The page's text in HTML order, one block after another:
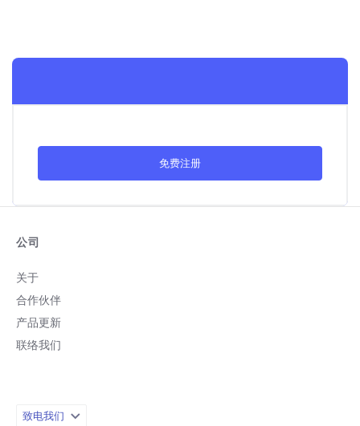
免费注册
公司
关于
合作伙伴
产品更新
联络我们
致电我们